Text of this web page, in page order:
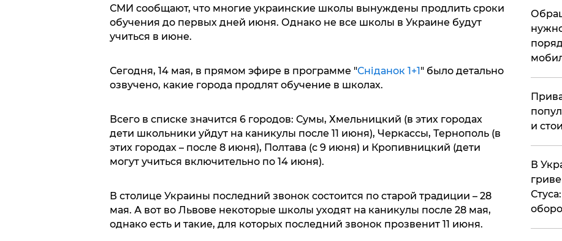
СМИ сообщают, что многие украинские школы вынуждены продлить сроки
обучения до первых дней июня. Однако не все школы в Украине будут
учиться в июне.
Сегодня, 14 мая, в прямом эфире в программе "Сніданок 1+1" было детально
озвучено, какие города продлят обучение в школах.
Всего в списке значится 6 городов: Сумы, Хмельницкий (в этих городах
дети школьники уйдут на каникулы после 11 июня), Черкассы, Тернополь (в
этих городах – после 8 июня), Полтава (с 9 июня) и Кропивницкий (дети
могут учиться включительно по 14 июня).
В столице Украины последний звонок состоится по старой традиции – 28
мая. А вот во Львове некоторые школы уходят на каникулы после 28 мая,
однако есть и такие, для которых последний звонок прозвенит 11 июня.
и
В